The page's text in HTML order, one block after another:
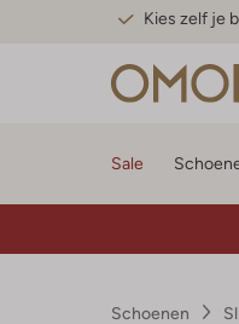
Kies zelf je
Sale
Schoenen